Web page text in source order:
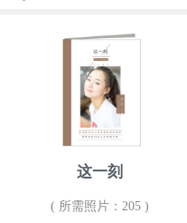
这一刻
( 所需照片：205 )